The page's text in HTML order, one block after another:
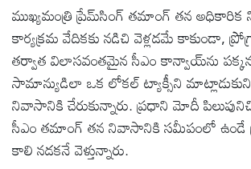
ప్రెస్
రిలీజ్
ముఖ్యమంత్రి ప్రేమ్‌సింగ్ తమాంగ్ తన అధికారిక
కార్యక్రమ వేదికకు నడిచి వెళ్లడమే కాకుండా,
తర్వాత విలాసవంతమైన సీఎం కాన్వాయ్‌ను
సామాన్యుడిలా ఒక లోకల్ ట్యాక్సీని
నివాసానికి చేరుకున్నారు. ప్రధాని మోదీ
సీఎం తమాంగ్ తన నివాసానికి సమీపంలో ఉండే
కాలి నడకనే వెళ్తున్నారు.